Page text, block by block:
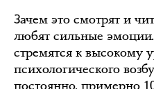
Зачем это смотрят и
любят сильные
стремятся к высокому
психологического